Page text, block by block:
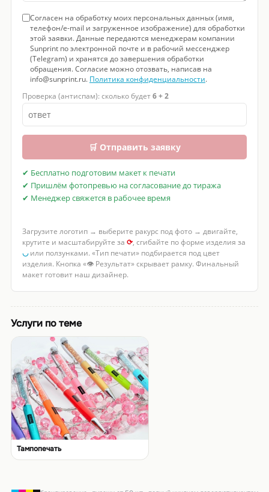
Согласен на обработку моих персональных данных (имя,
телефон/e-mail и загруженное изображение) для обработки
этой заявки. Данные передаются менеджерам компании
Sunprint по электронной почте и в рабочий мессенджер
(Telegram) и хранятся до завершения обработки
обращения. Согласие можно отозвать, написав на
info@sunprint.ru. Политика конфиденциальности.
Проверка (антиспам): сколько будет6 + 2
🛒 Отправить заявку
✔ Бесплатно подготовим макет к печати
✔ Пришлём фотопревью на согласование до тиража
✔ Менеджер свяжется в рабочее время
Загрузите логотип → выберите ракурс под фото → двигайте,
крутите и масштабируйте за ⟳, сгибайте по форме изделия за
◡или ползунками. «Тип печати» подбирается под цвет
изделия. Кнопка «👁 Результат» скрывает рамку. Финальный
макет готовит наш дизайнер.
Услуги по теме
Тампопечать